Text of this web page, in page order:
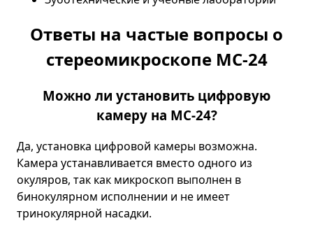
Ответы на частые вопросы о
стереомикроскопе МС-24
Можно ли установить цифровую
камеру на МС-24?
Да, установка цифровой камеры возможна.
Камера устанавливается вместо одного из
окуляров, так как микроскоп выполнен в
бинокулярном исполнении и не имеет
тринокулярной насадки.